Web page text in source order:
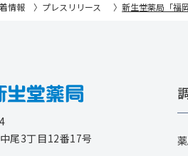
情報 プレスリリース 新生堂薬局「福
尾3丁目12番17号